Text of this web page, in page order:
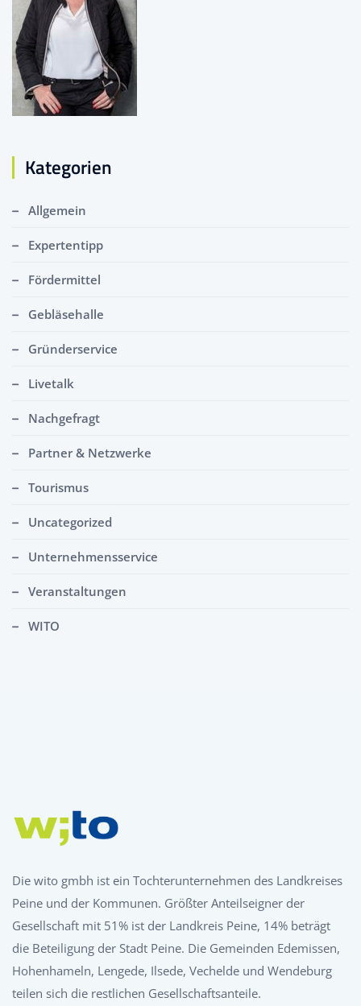
Kategorien
Allgemein
Expertentipp
Fördermittel
Gebläsehalle
Gründerservice
Livetalk
Nachgefragt
Partner & Netzwerke
Tourismus
Uncategorized
Unternehmensservice
Veranstaltungen
WITO
Die wito gmbh ist ein Tochterunternehmen des Landkreises
Peine und der Kommunen. Größter Anteilseigner der
Gesellschaft mit 51% ist der Landkreis Peine, 14% beträgt
die Beteiligung der Stadt Peine. Die Gemeinden Edemissen,
Hohenhameln, Lengede, Ilsede, Vechelde und Wendeburg
teilen sich die restlichen Gesellschaftsanteile.